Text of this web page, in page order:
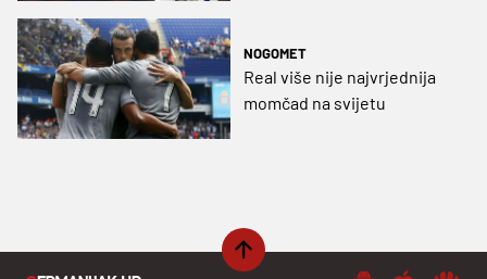
NOGOMET
Real više nije najvrjednija
momčad na svijetu